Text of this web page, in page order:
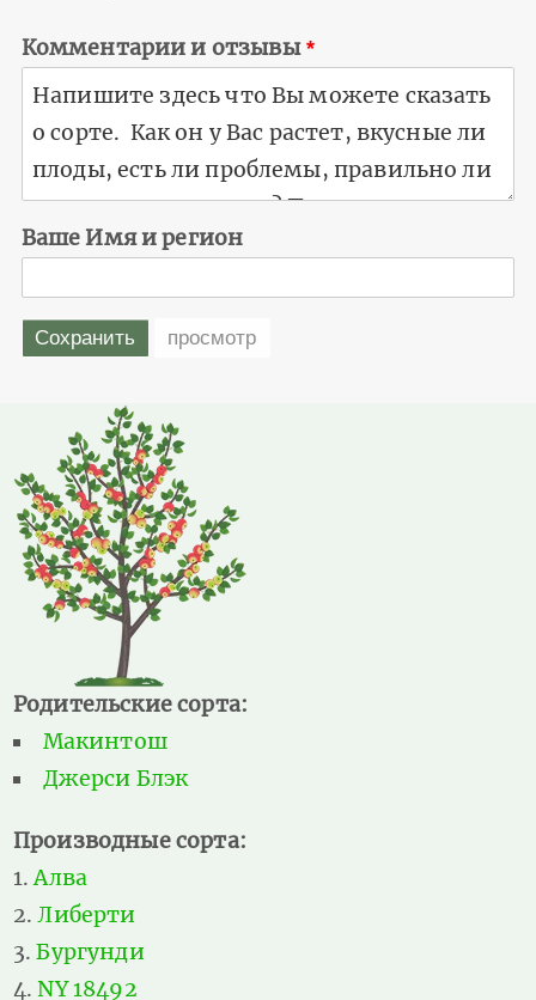
Комментарии и отзывы
Ваше Имя и регион
Родительские сорта:
Макинтош
Джерси Блэк
Производные сорта:
Алва
Либерти
Бургунди
NY 18492